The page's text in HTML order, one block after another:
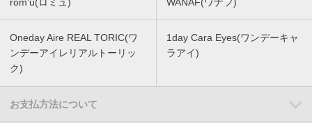
Oneday Aire REAL TORIC(ワ
ンデーアイレリアルトーリッ
ク)
1day Cara Eyes(ワンデーキャ
ラアイ)
お支払方法について